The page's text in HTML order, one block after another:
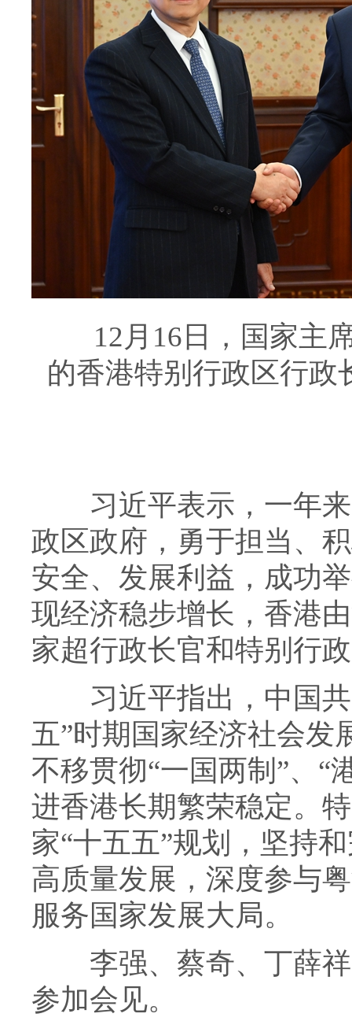
12月16日，国家主席
的香港特别行政区行政
习近平表示，一年来
政区政府，勇于担当、
安全、发展利益，成功
现经济稳步增长，香港
家超行政长官和特别行
习近平指出，中国共
五”时期国家经济社会发
不移贯彻“一国两制”、“
进香港长期繁荣稳定。
家“十五五”规划，坚持
高质量发展，深度参与
服务国家发展大局。
李强、蔡奇、丁薛祥
参加会见。